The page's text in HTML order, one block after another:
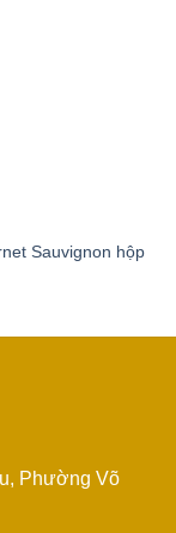
Sauvignon hộp
Phường Võ